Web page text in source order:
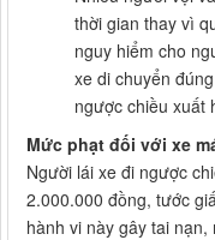
thời gian thay vì
nguy hiểm cho
xe di chuyển
ngược chiều xuất
Mức phạt đối với xe
Người lái xe đi ngược
2.000.000 đồng, tước
hành vi này gây tai